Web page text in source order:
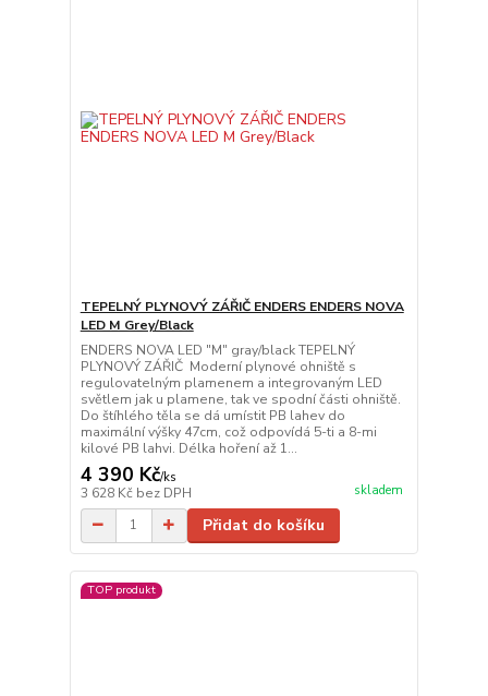
TEPELNÝ PLYNOVÝ ZÁŘIČ ENDERS ENDERS NOVA
LED M Grey/Black
ENDERS NOVA LED "M" gray/black TEPELNÝ
PLYNOVÝ ZÁŘIČ Moderní plynové ohniště s
regulovatelným plamenem a integrovaným LED
světlem jak u plamene, tak ve spodní části ohniště.
Do štíhlého těla se dá umístit PB lahev do
maximální výšky 47cm, což odpovídá 5-ti a 8-mi
kilové PB lahvi. Délka hoření až 1...
4 390 Kč/ks
3 628 Kč bez DPH skladem
Přidat do košíku
TOP produkt